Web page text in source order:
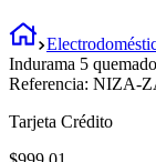
Indurama 5
Referencia: NIZA-
Tarjeta Crédito